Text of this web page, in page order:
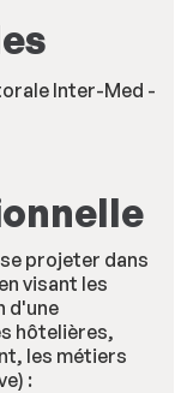
Inter-Med -
projeter dans
visant les
d'une
hôtelières,
les métiers
: